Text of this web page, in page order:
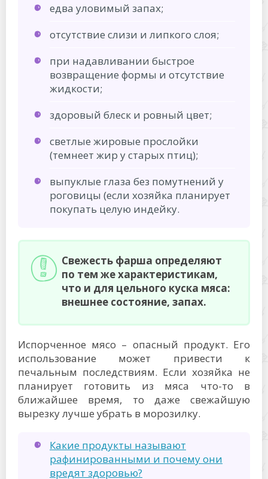
едва уловимый запах;
отсутствие слизи и липкого слоя;
при надавливании быстрое
возвращение формы и отсутствие
жидкости;
здоровый блеск и ровный цвет;
светлые жировые прослойки
(темнеет жир у старых птиц);
выпуклые глаза без помутнений у
роговицы (если хозяйка планирует
покупать целую индейку.
Свежесть фарша определяют
по тем же характеристикам,
что и для цельного куска мяса:
внешнее состояние, запах.
Испорченное мясо – опасный продукт. Его
использование может привести к
печальным последствиям. Если хозяйка не
планирует готовить из мяса что-то в
ближайшее время, то даже свежайшую
вырезку лучше убрать в морозилку.
Какие продукты называют
рафинированными и почему они
вредят здоровью?